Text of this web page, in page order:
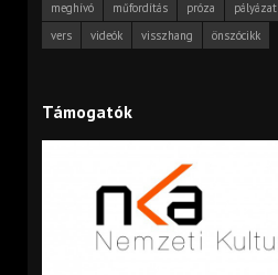
meghívó
műfordítás próza pályázat
vers
videók visszhang önszócikk
Támogatók